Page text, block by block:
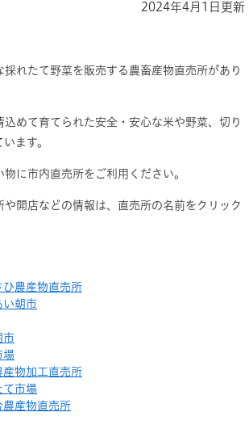
2024年4月1日更新
採れたて野菜を販売する農畜産物直売所があり
込めて育てられた安全・安心な米や野菜、切り
ます。
に市内直売所をご利用ください。
や開店などの情報は、直売所の名前をクリック
ひ農産物直売所
い朝市
市
場
産物加工直売所
て市場
農産物直売所